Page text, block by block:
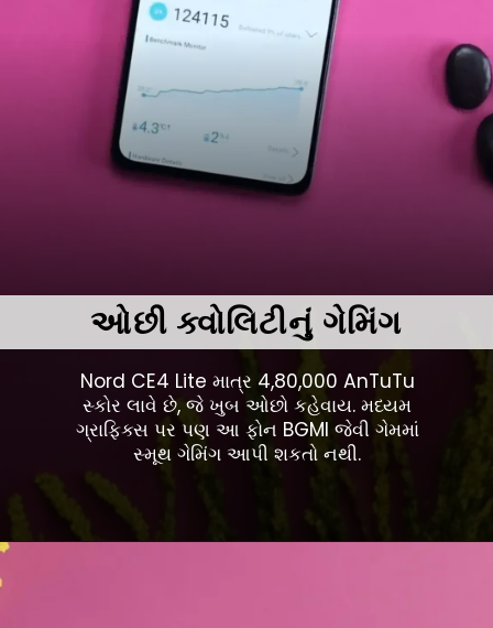
Nord CE4 Lite માત્ર 4,80,000 AnTuTu
સ્કોર લાવે છે, જે ખુબ ઓછો કહેવાય. મધ્યમ
ગ્રાફિક્સ પર પણ આ ફોન BGMI જેવી ગેમમાં
સ્મૂથ ગેમિંગ આપી શકતો નથી.
ઓછી ક્વોલિટીનું ગેમિંગ